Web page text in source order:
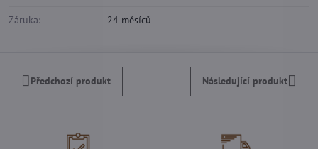
Záruka: 24 měsíců
Předchozí produkt Následující produkt